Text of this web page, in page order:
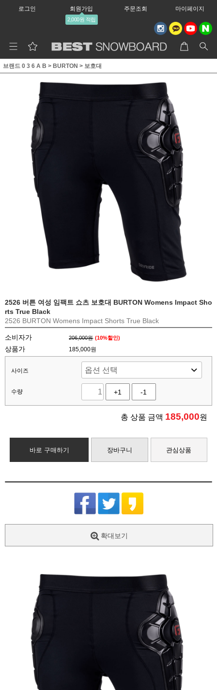
로그인 회원가입
2,000원 적립
주문조회 마이페이지
브랜드 0 3 6 A B > BURTON > 보호대
2526 버튼 여성 임팩트 쇼츠 보호대 BURTON Womens Impact Sho
rts True Black
2526 BURTON Womens Impact Shorts True Black
소비자가 206,000원 (10%할인)
상품가 185,000원
사이즈
수량 +1 -1
총 상품 금액 185,000원
바로 구매하기 장바구니 관심상품
확대보기